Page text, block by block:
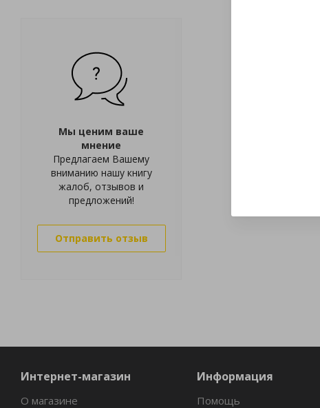
Мы ценим ваше
мнение
Предлагаем Вашему
вниманию нашу книгу
жалоб, отзывов и
предложений!
Отправить отзыв
Интернет-магазин
О магазине
Информация
Помощь